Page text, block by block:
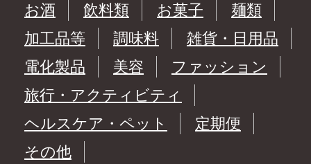
お酒
飲料類 お菓子
麺類
加工品等
調味料
雑貨・日用品
電化製品
美容
ファッション
旅行・アクティビティ
ヘルスケア・ペット
定期便
その他